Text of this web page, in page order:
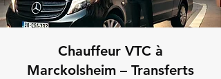
Chauffeur VTC à
Marckolsheim – Transferts